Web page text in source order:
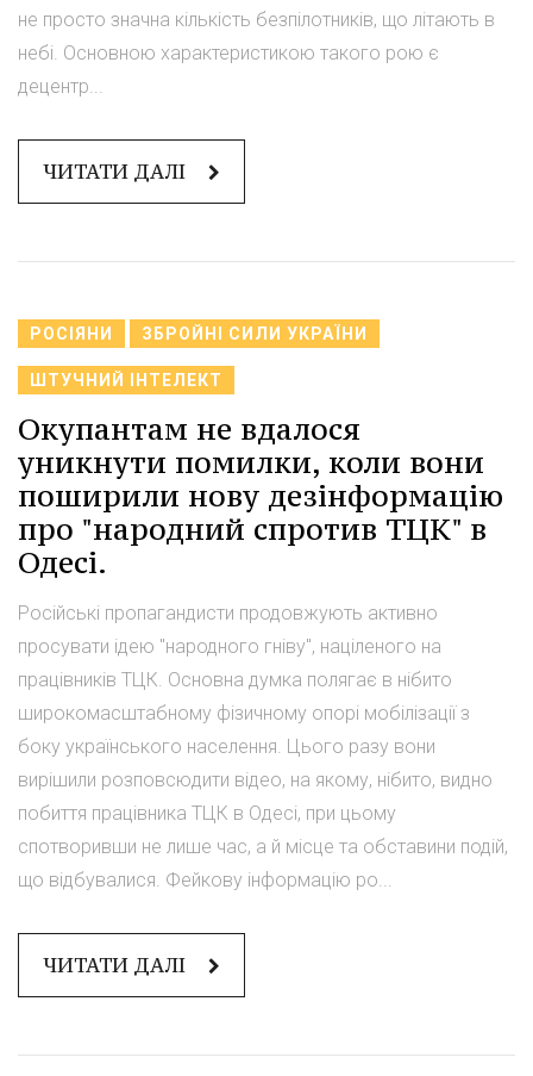
не просто значна кількість безпілотників, що літають в
небі. Основною характеристикою такого рою є
децентр...
ЧИТАТИ ДАЛІ
РОСІЯНИ ЗБРОЙНІ СИЛИ УКРАЇНИ
ШТУЧНИЙ ІНТЕЛЕКТ
Окупантам не вдалося
уникнути помилки, коли вони
поширили нову дезінформацію
про "народний спротив ТЦК" в
Одесі.
Російські пропагандисти продовжують активно
просувати ідею "народного гніву", націленого на
працівників ТЦК. Основна думка полягає в нібито
широкомасштабному фізичному опорі мобілізації з
боку українського населення. Цього разу вони
вирішили розповсюдити відео, на якому, нібито, видно
побиття працівника ТЦК в Одесі, при цьому
спотворивши не лише час, а й місце та обставини подій,
що відбувалися. Фейкову інформацію ро...
ЧИТАТИ ДАЛІ